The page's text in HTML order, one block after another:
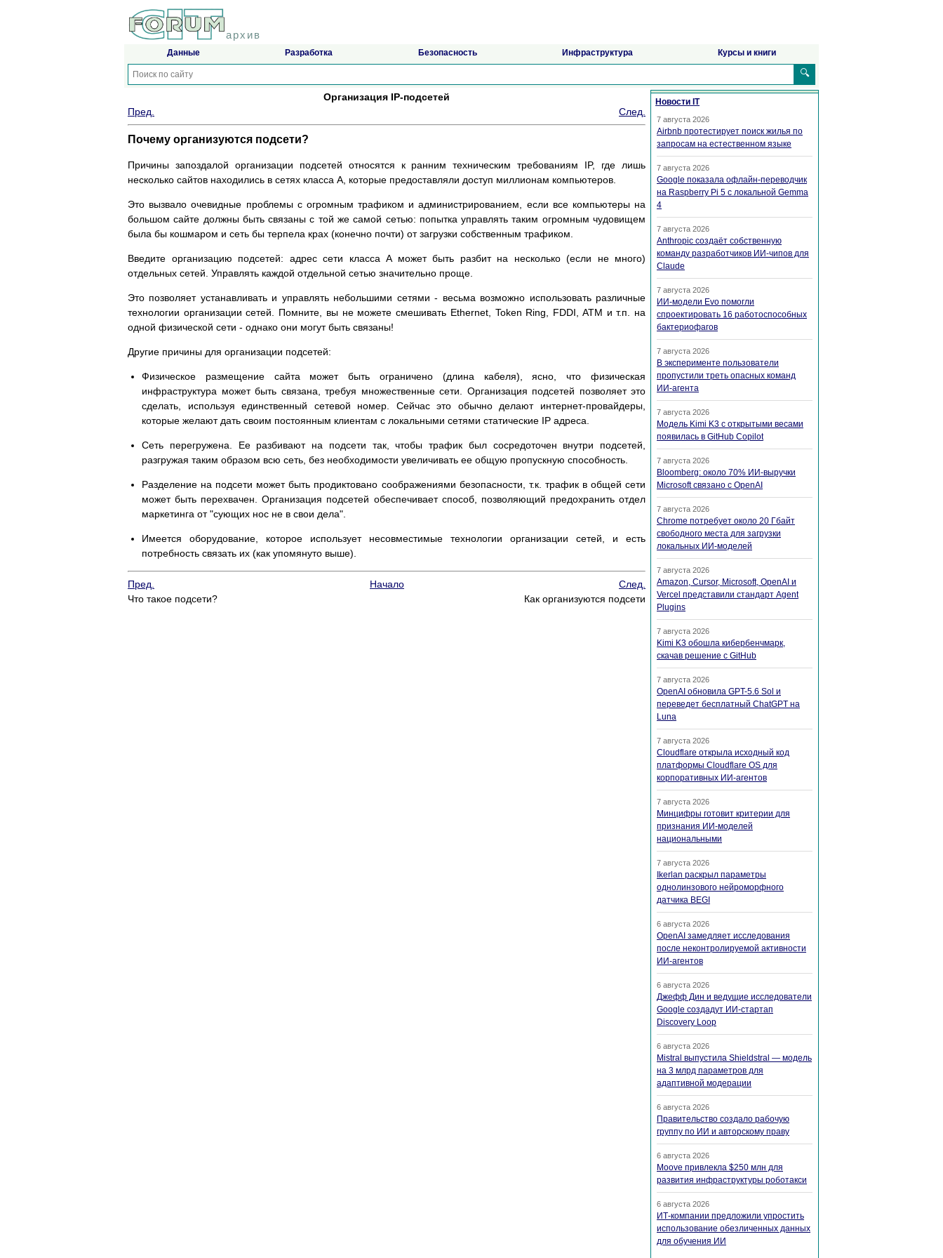
архив
Данные Разработка Безопасность Инфраструктура Курсы и книги
🔍
Организация IP-подсетей
Пред.
След.
Почему организуются подсети?
Причины запоздалой организации подсетей относятся к ранним техническим требованиям IP, где лишь
несколько сайтов находились в сетях класса A, которые предоставляли доступ миллионам компьютеров.
Это вызвало очевидные проблемы с огромным трафиком и администрированием, если все компьютеры на
большом сайте должны быть связаны с той же самой сетью: попытка управлять таким огромным чудовищем
была бы кошмаром и сеть бы терпела крах (конечно почти) от загрузки собственным трафиком.
Введите организацию подсетей: адрес сети класса A может быть разбит на несколько (если не много)
отдельных сетей. Управлять каждой отдельной сетью значительно проще.
Это позволяет устанавливать и управлять небольшими сетями - весьма возможно использовать различные
технологии организации сетей. Помните, вы не можете смешивать Ethernet, Token Ring, FDDI, ATM и т.п. на
одной физической сети - однако они могут быть связаны!
Другие причины для организации подсетей:
Физическое размещение сайта может быть ограничено (длина кабеля), ясно, что физическая
инфраструктура может быть связана, требуя множественные сети. Организация подсетей позволяет это
сделать, используя единственный сетевой номер. Сейчас это обычно делают интернет-провайдеры,
которые желают дать своим постоянным клиентам с локальными сетями статические IP адреса.
Сеть перегружена. Ее разбивают на подсети так, чтобы трафик был сосредоточен внутри подсетей,
разгружая таким образом всю сеть, без необходимости увеличивать ее общую пропускную способность.
Разделение на подсети может быть продиктовано соображениями безопасности, т.к. трафик в общей сети
может быть перехвачен. Организация подсетей обеспечивает способ, позволяющий предохранить отдел
маркетинга от "сующих нос не в свои дела".
Имеется оборудование, которое использует несовместимые технологии организации сетей, и есть
потребность связать их (как упомянуто выше).
Пред. Начало
След.
Что такое подсети?
Как организуются подсети
Новости IT
7 августа 2026
Airbnb протестирует поиск жилья по
запросам на естественном языке
7 августа 2026
Google показала офлайн-переводчик
на Raspberry Pi 5 с локальной Gemma
4
7 августа 2026
Anthropic создаёт собственную
команду разработчиков ИИ-чипов для
Claude
7 августа 2026
ИИ-модели Evo помогли
спроектировать 16 работоспособных
бактериофагов
7 августа 2026
В эксперименте пользователи
пропустили треть опасных команд
ИИ-агента
7 августа 2026
Модель Kimi K3 с открытыми весами
появилась в GitHub Copilot
7 августа 2026
Bloomberg: около 70% ИИ-выручки
Microsoft связано с OpenAI
7 августа 2026
Chrome потребует около 20 Гбайт
свободного места для загрузки
локальных ИИ-моделей
7 августа 2026
Amazon, Cursor, Microsoft, OpenAI и
Vercel представили стандарт Agent
Plugins
7 августа 2026
Kimi K3 обошла кибербенчмарк,
скачав решение с GitHub
7 августа 2026
OpenAI обновила GPT-5.6 Sol и
переведет бесплатный ChatGPT на
Luna
7 августа 2026
Cloudflare открыла исходный код
платформы Cloudflare OS для
корпоративных ИИ-агентов
7 августа 2026
Минцифры готовит критерии для
признания ИИ-моделей
национальными
7 августа 2026
Ikerlan раскрыл параметры
однолинзового нейроморфного
датчика BEGI
6 августа 2026
OpenAI замедляет исследования
после неконтролируемой активности
ИИ-агентов
6 августа 2026
Джефф Дин и ведущие исследователи
Google создадут ИИ-стартап
Discovery Loop
6 августа 2026
Mistral выпустила Shieldstral — модель
на 3 млрд параметров для
адаптивной модерации
6 августа 2026
Правительство создало рабочую
группу по ИИ и авторскому праву
6 августа 2026
Moove привлекла $250 млн для
развития инфраструктуры роботакси
6 августа 2026
ИТ-компании предложили упростить
использование обезличенных данных
для обучения ИИ